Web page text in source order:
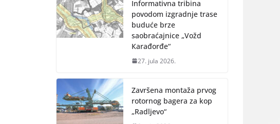
Informativna tribina
povodom izgradnje trase
buduće brze
saobraćajnice „Vožd
Кarađorđe“
27. jula 2026.
Završena montaža prvog
rotornog bagera za kop
„Radlјevo“